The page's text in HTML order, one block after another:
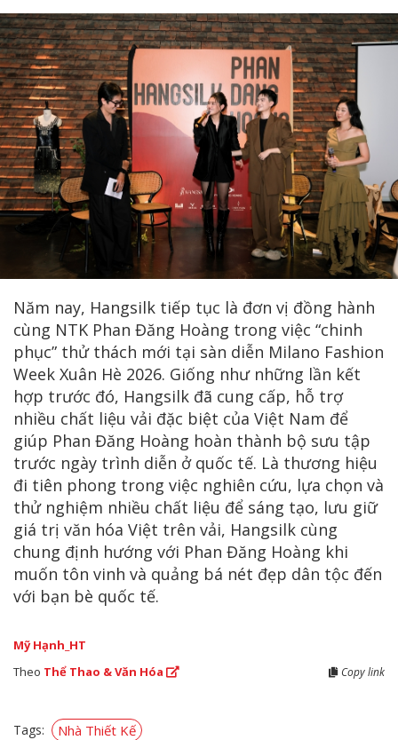
Năm nay, Hangsilk tiếp tục là đơn vị đồng hành
cùng NTK Phan Đăng Hoàng trong việc “chinh
phục” thử thách mới tại sàn diễn Milano Fashion
Week Xuân Hè 2026. Giống như những lần kết
hợp trước đó, Hangsilk đã cung cấp, hỗ trợ
nhiều chất liệu vải đặc biệt của Việt Nam để
giúp Phan Đăng Hoàng hoàn thành bộ sưu tập
trước ngày trình diễn ở quốc tế. Là thương hiệu
đi tiên phong trong việc nghiên cứu, lựa chọn và
thử nghiệm nhiều chất liệu để sáng tạo, lưu giữ
giá trị văn hóa Việt trên vải, Hangsilk cùng
chung định hướng với Phan Đăng Hoàng khi
muốn tôn vinh và quảng bá nét đẹp dân tộc đến
với bạn bè quốc tế.
Mỹ Hạnh_HT
Theo Thể Thao & Văn Hóa Copy link
Tags: Nhà Thiết Kế